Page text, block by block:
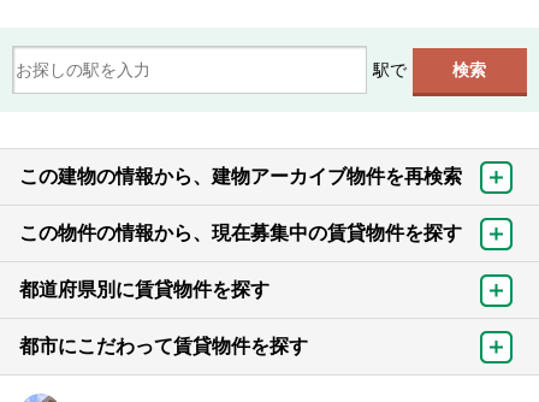
駅で
この建物の情報から、建物アーカイブ物件を再検索
この物件の情報から、現在募集中の賃貸物件を探す
都道府県別に賃貸物件を探す
都市にこだわって賃貸物件を探す